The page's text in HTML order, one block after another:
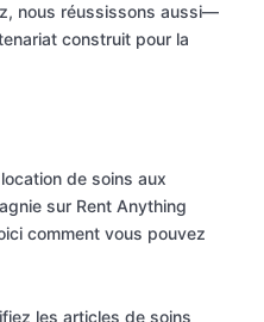
nous réussissons aussi—
construit pour la
de soins aux
sur Rent Anything
comment vous pouvez
les articles de soins